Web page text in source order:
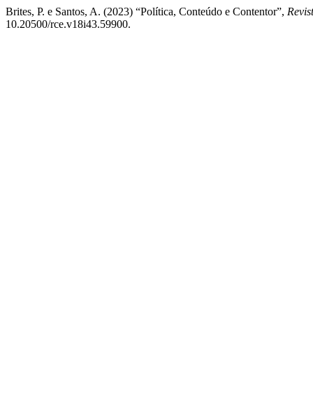
Brites, P. e Santos, A. (2023) “Política, Conteúdo e Contentor”,
10.20500/rce.v18i43.59900.